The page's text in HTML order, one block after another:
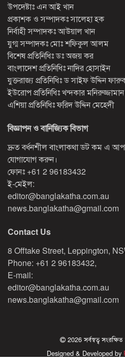
উপদেষ্টাঃ এন আই খান
প্রকাশক ও সম্পাদকঃ সালেহা হক
নির্বাহী সম্পাদকঃ আউয়াল খান
যুগ্ম সম্পাদকঃ মোঃ শফিকুল আলম
বিশেষ প্রতিনিধিঃ ডঃ অজয় কর
বাংলাদেশ প্রতিনিধিঃ নাদির হোসাইন
যুক্তরাজ্য প্রতিনিধিঃ ড সাইফ উদ্দিন
ইউরোপ প্রতিনিধিঃ খন্দকার মনিরুজ্জামান
এশিয়া প্রতিনিধিঃ ফরিদ উদ্দিন মেহেদী
বিজ্ঞাপন ও বানিজ্যিক বিভাগ
দ্রুত বর্ধনশীল বাংলাকথা ডট কম এ
যোগাযোগ করুন।
ফোনঃ +61 2 96183432
ই-মেইল:
editor@banglakatha.com.au
news.banglakatha@gmail.com
Contact Us
8 Offtake Street, Leppington,
Phone: +61 2 96183432,
E-mail:
editor@banglakatha.com.au
news.banglakatha@gmail.com
2026 সর্বস্বত্ব সংরক্ষিত
Designed & Developed by